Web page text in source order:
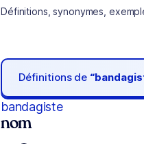
Définitions, synonymes,
Définitions de
bandagiste
nom